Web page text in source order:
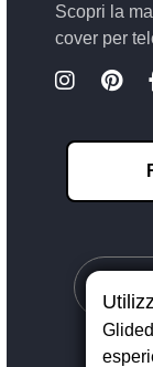
Scopri la
cover per